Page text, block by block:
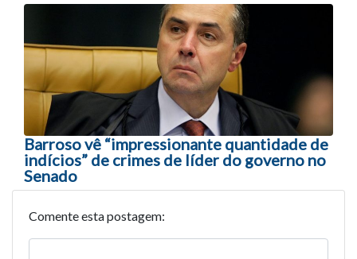
Barroso vê “impressionante quantidade de
indícios” de crimes de líder do governo no
Senado
Comente esta postagem: